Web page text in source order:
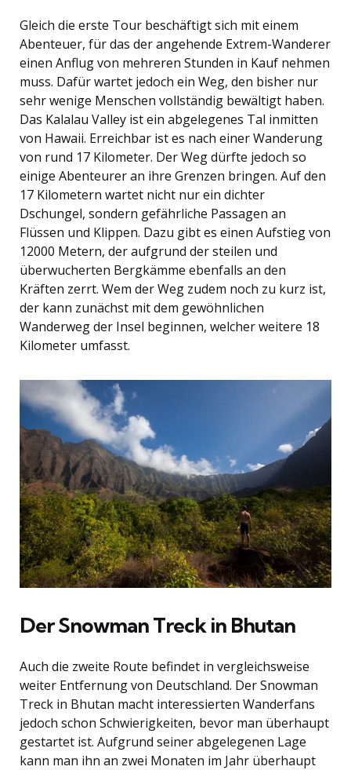
Gleich die erste Tour beschäftigt sich mit einem
Abenteuer, für das der angehende Extrem-Wanderer
einen Anflug von mehreren Stunden in Kauf nehmen
muss. Dafür wartet jedoch ein Weg, den bisher nur
sehr wenige Menschen vollständig bewältigt haben.
Das Kalalau Valley ist ein abgelegenes Tal inmitten
von Hawaii. Erreichbar ist es nach einer Wanderung
von rund 17 Kilometer. Der Weg dürfte jedoch so
einige Abenteurer an ihre Grenzen bringen. Auf den
17 Kilometern wartet nicht nur ein dichter
Dschungel, sondern gefährliche Passagen an
Flüssen und Klippen. Dazu gibt es einen Aufstieg von
12000 Metern, der aufgrund der steilen und
überwucherten Bergkämme ebenfalls an den
Kräften zerrt. Wem der Weg zudem noch zu kurz ist,
der kann zunächst mit dem gewöhnlichen
Wanderweg der Insel beginnen, welcher weitere 18
Kilometer umfasst.
Der Snowman Treck in Bhutan
Auch die zweite Route befindet in vergleichsweise
weiter Entfernung von Deutschland. Der Snowman
Treck in Bhutan macht interessierten Wanderfans
jedoch schon Schwierigkeiten, bevor man überhaupt
gestartet ist. Aufgrund seiner abgelegenen Lage
kann man ihn an zwei Monaten im Jahr überhaupt